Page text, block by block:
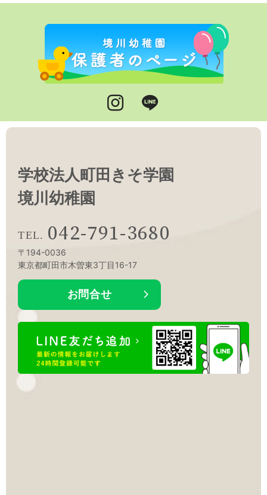
Instagram
学校法人町田きそ学園
境川幼稚園
042-791-3680
〒194-0036
東京都町田市木曽東3丁目16-17
お問合せ